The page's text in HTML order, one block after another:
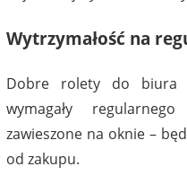
Wytrzymałość na
Dobre rolety do
wymagały
zawieszone na oknie –
od zakupu.